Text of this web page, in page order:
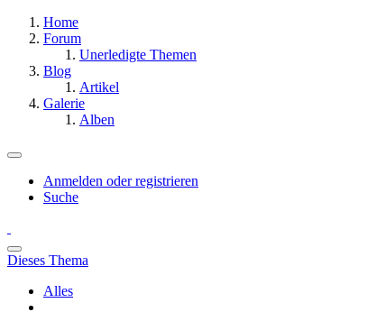
Home
Forum
Unerledigte Themen
Blog
Artikel
Galerie
Alben
Anmelden oder registrieren
Suche
Dieses Thema
Alles